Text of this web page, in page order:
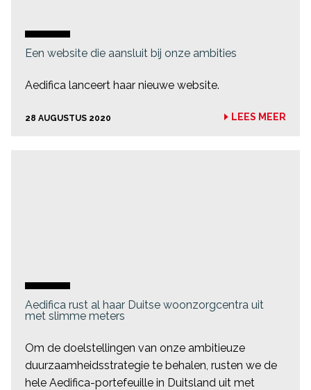
Een website die aansluit bij onze ambities
Aedifica lanceert haar nieuwe website.
28 AUGUSTUS 2020 LEES MEER
Aedifica rust al haar Duitse woonzorgcentra uit
met slimme meters
Om de doelstellingen van onze ambitieuze
duurzaamheidsstrategie te behalen, rusten we de
hele Aedifica-portefeuille in Duitsland uit met